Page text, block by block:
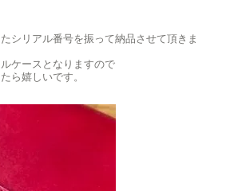
シリアル番号を振って納品させて頂きま
ケースとなりますので
ら嬉しいです。